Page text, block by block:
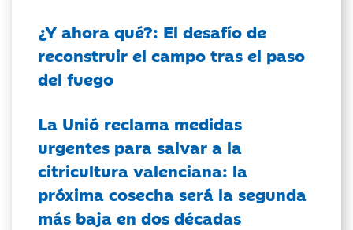
¿Y ahora qué?: El desafío de
reconstruir el campo tras el paso
del fuego
La Unió reclama medidas
urgentes para salvar a la
citricultura valenciana: la
próxima cosecha será la segunda
más baja en dos décadas